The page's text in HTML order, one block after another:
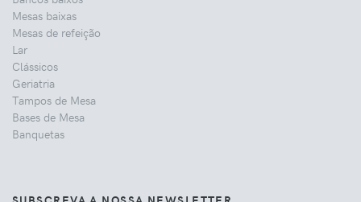
Mesas baixas
Mesas de refeição
Lar
Clássicos
Geriatria
Tampos de Mesa
Bases de Mesa
Banquetas